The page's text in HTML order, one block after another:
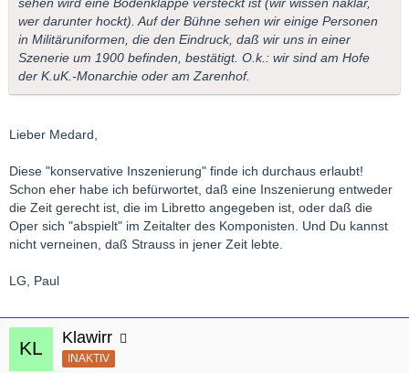
wer darunter hockt). Auf der Bühne sehen wir einige Personen
in Militäruniformen, die den Eindruck, daß wir uns in einer
Szenerie um 1900 befinden, bestätigt. O.k.: wir sind am Hofe
der K.uK.-Monarchie oder am Zarenhof.
Lieber Medard,
Diese "konservative Inszenierung" finde ich durchaus erlaubt!
Schon eher habe ich befürwortet, daß eine Inszenierung entweder
die Zeit gerecht ist, die im Libretto angegeben ist, oder daß die
Oper sich "abspielt" im Zeitalter des Komponisten. Und Du kannst
nicht verneinen, daß Strauss in jener Zeit lebte.
LG, Paul
Klawirr
INAKTIV